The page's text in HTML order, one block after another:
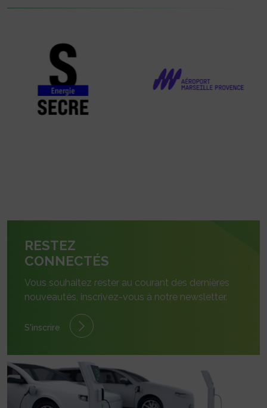
RESTEZ
CONNECTÉS
Vous souhaitez rester au courant des dernières
nouveautés, inscrivez-vous à notre newsletter.
S'inscrire